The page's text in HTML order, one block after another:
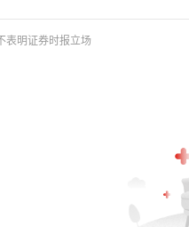
表明证券时报立场